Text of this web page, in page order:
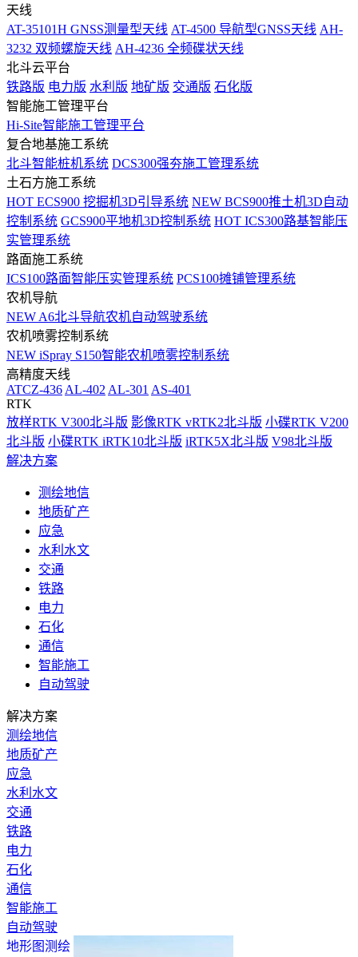
天线
AT-35101H GNSS测量型天线 AT-4500 导航型GNSS天线 AH-
3232 双频螺旋天线 AH-4236 全频碟状天线
北斗云平台
铁路版 电力版 水利版 地矿版 交通版 石化版
智能施工管理平台
Hi-Site智能施工管理平台
复合地基施工系统
北斗智能桩机系统 DCS300强夯施工管理系统
土石方施工系统
HOT ECS900 挖掘机3D引导系统 NEW BCS900推土机3D自动
控制系统 GCS900平地机3D控制系统 HOT ICS300路基智能压
实管理系统
路面施工系统
ICS100路面智能压实管理系统 PCS100摊铺管理系统
农机导航
NEW A6北斗导航农机自动驾驶系统
农机喷雾控制系统
NEW iSpray S150智能农机喷雾控制系统
高精度天线
ATCZ-436 AL-402 AL-301 AS-401
RTK
放样RTK V300北斗版 影像RTK vRTK2北斗版 小碟RTK V200
北斗版 小碟RTK iRTK10北斗版 iRTK5X北斗版 V98北斗版
解决方案
测绘地信
地质矿产
应急
水利水文
交通
铁路
电力
石化
通信
智能施工
自动驾驶
解决方案
测绘地信
地质矿产
应急
水利水文
交通
铁路
电力
石化
通信
智能施工
自动驾驶
地形图测绘